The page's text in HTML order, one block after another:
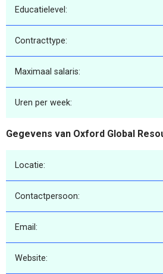
Educatielevel:
Contracttype:
Maximaal salaris:
Uren per week:
Gegevens van Oxford Global
Locatie:
Contactpersoon:
Email:
Website: